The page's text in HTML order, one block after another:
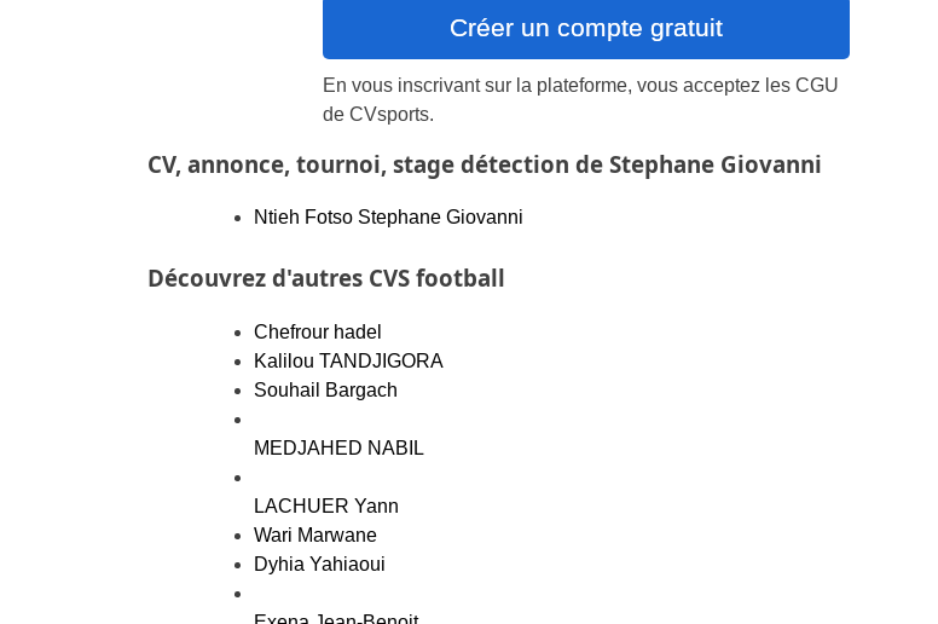
En vous inscrivant sur la plateforme, vous acceptez lesCGU
de CVsports.
CV, annonce, tournoi, stage détection de Stephane Giovanni
Ntieh Fotso Stephane Giovanni
Découvrez d'autres CVS football
Chefrour hadel
Kalilou TANDJIGORA
Souhail Bargach
MEDJAHED NABIL
LACHUER Yann
Wari Marwane
Dyhia Yahiaoui